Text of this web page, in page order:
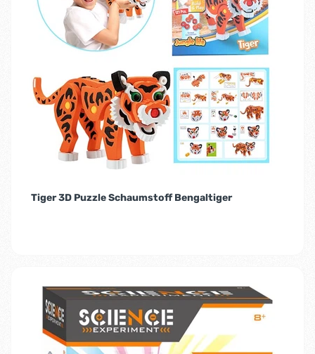
Tiger 3D Puzzle Schaumstoff Bengaltiger